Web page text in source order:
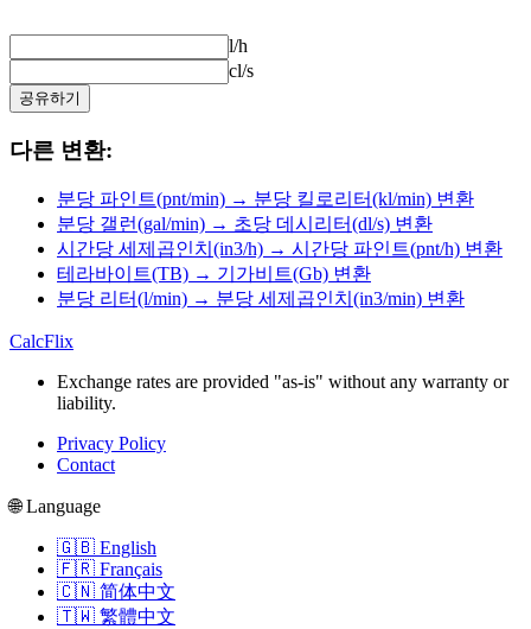
l/h
cl/s
공유하기
다른 변환:
분당 파인트(pnt/min) → 분당 킬로리터(kl/min) 변환
분당 갤런(gal/min) → 초당 데시리터(dl/s) 변환
시간당 세제곱인치(in3/h) → 시간당 파인트(pnt/h) 변환
테라바이트(TB) → 기가비트(Gb) 변환
분당 리터(l/min) → 분당 세제곱인치(in3/min) 변환
CalcFlix
Exchange rates are provided "as-is" without any warranty or
liability.
Privacy Policy
Contact
🌐 Language
🇬🇧 English
🇫🇷 Français
🇨🇳 简体中文
🇹🇼 繁體中文